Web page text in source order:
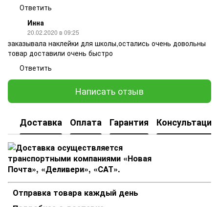
Ответить
Инна
20.02.2020 в 09:25
заказывала наклейки для школы,остались очень довольны
товар доставили очень быстро
Ответить
Написать отзыв
Доставка Оплата Гарантия Консультация
Отправка товара каждый день